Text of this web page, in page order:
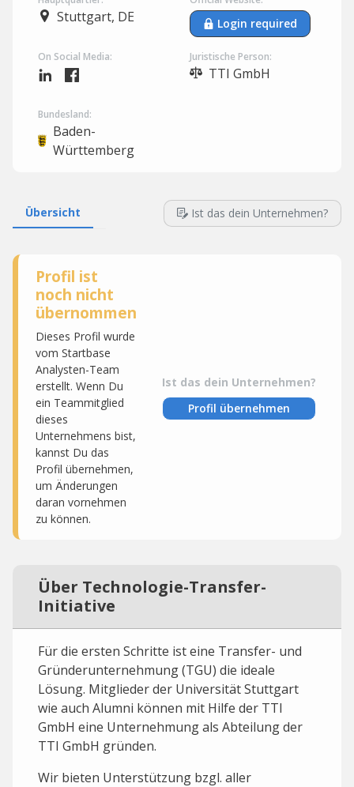
Stuttgart, DE Login required
On Social Media: Juristische Person:
TTI GmbH
Bundesland:
Baden-
Württemberg
Übersicht Ist das dein Unternehmen?
Profil ist
noch nicht
übernommen
Dieses Profil wurde
vom Startbase
Analysten-Team
erstellt. Wenn Du
ein Teammitglied
dieses
Unternehmens bist,
kannst Du das
Profil übernehmen,
um Änderungen
daran vornehmen
zu können.
Ist das dein Unternehmen?
Profil übernehmen
Über Technologie-Transfer-
Initiative
Für die ersten Schritte ist eine Transfer- und
Gründerunternehmung (TGU) die ideale
Lösung. Mitglieder der Universität Stuttgart
wie auch Alumni können mit Hilfe der TTI
GmbH eine Unternehmung als Abteilung der
TTI GmbH gründen.
Wir bieten Unterstützung bzgl. aller